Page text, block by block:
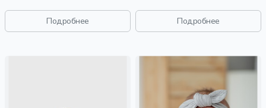
Подробнее Подробнее